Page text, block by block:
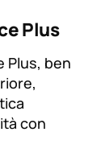
Plus
Plus, ben
con